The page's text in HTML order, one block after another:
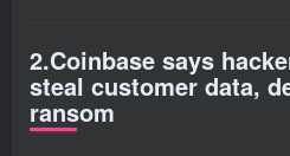
2.Coinbase says
steal customer data,
ransom